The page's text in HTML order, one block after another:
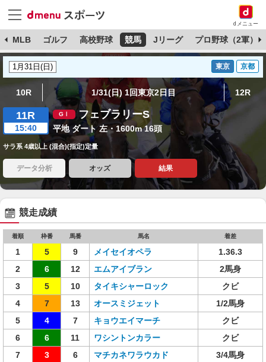
dメニュー
MLB ゴルフ 高校野球 競馬 Jリーグ プロ野球（2軍）
東京 京都
10R 1/31(日) 1回東京2日目 12R
11R
15:40
フェブラリーS
平地 ダート 左・1600m 16頭
サラ系 4歳以上 (混合)(指定)定量
データ分析 オッズ 結果
競走成績
着順 枠番 馬番 馬名 着差
1 5 9 メイセイオペラ
1.36.3
2
6 12 エムアイブラン
2馬身
3
5 10 タイキシャーロック
クビ
4
7 13 オースミジェット
1/2馬身
5
4 7 キョウエイマーチ
クビ
6
6 11 ワシントンカラー
クビ
7
3 6 マチカネワラウカド
3/4馬身